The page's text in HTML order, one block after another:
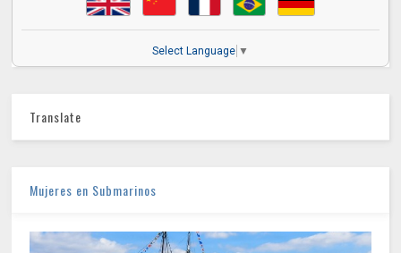
Select Language ▼
Translate
Mujeres en Submarinos